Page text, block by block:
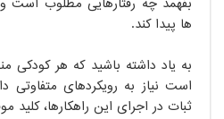
ها پیدا کند.
به یاد داشته باشید که هر
است نیاز به رویکردهای
ثبات در اجرای این راهکارها، کلید